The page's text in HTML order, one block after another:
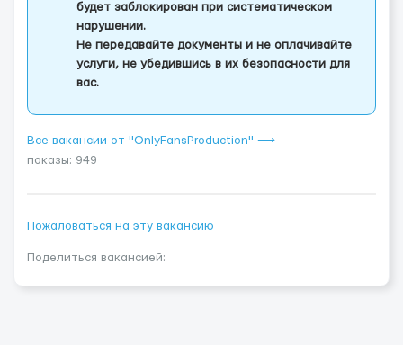
будет заблокирован при систематическом
нарушении.
Не передавайте документы и не оплачивайте
услуги, не убедившись в их безопасности для
вас.
Все вакансии от "OnlyFansProduction" ⟶
показы: 949
Пожаловаться на эту вакансию
Поделиться вакансией: